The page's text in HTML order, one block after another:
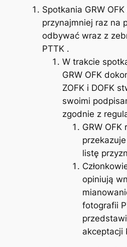
Spotkania GRW
przynajmniej raz na
odbywać wraz z
PTTK .
W trakcie
GRW OFK
ZOFK i DOFK
swoimi
zgodnie z
GRW OFK
listę
opiniują
fotografii
akceptacji